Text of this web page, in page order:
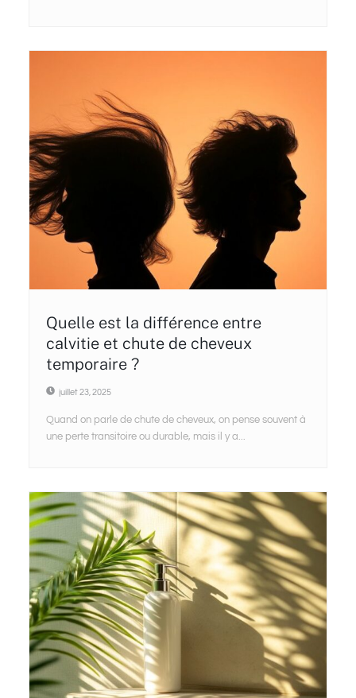
Quelle est la différence entre
calvitie et chute de cheveux
temporaire ?
juillet 23, 2025
Quand on parle de chute de cheveux, on pense souvent à
une perte transitoire ou durable, mais il y a...